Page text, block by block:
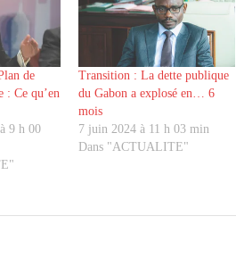
de
: Ce qu’en
9 h 00
Transition : La dette publique
du Gabon a explosé en… 6
mois
7 juin 2024 à 11 h 03 min
Dans "ACTUALITE"